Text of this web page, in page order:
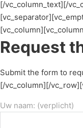
[/vc_column_text][/
Request
Submit the form to
[/vc_column][/
Uw naam: (verplicht)